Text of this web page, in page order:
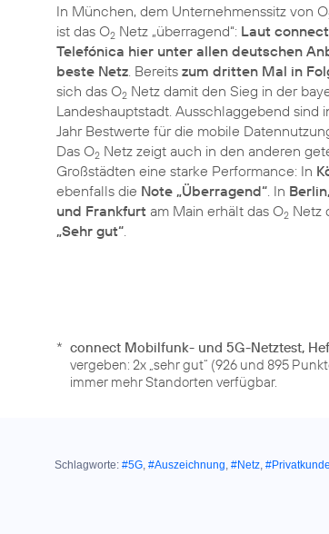
In München, dem Unternehmenssitz von O
ist das O2 Netz „überragend“: Laut
Telefónica hier unter allen deutschen
beste Netz . Bereits zum dritten Mal in
sich das O2 Netz damit den Sieg in der
Landeshauptstadt. Ausschlaggebend sind
Jahr Bestwerte für die mobile
Das O2 Netz zeigt auch in den anderen
Großstädten eine starke Performance: In
ebenfalls die Note „Überragend“ . In
und Frankfurt am Main erhält das O2 Netz
„Sehr gut“
* connect Mobilfunk- und 5G-Netztest,
vergeben: 2x „sehr gut“ (926 und 895
immer mehr Standorten verfügbar.
Schlagworte: #5G #Auszeichnung #Netz